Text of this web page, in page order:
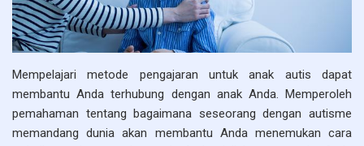
Mempelajari metode pengajaran untuk anak autis dapat
membantu Anda terhubung dengan anak Anda. Memperoleh
pemahaman tentang bagaimana seseorang dengan autisme
memandang dunia akan membantu Anda menemukan cara